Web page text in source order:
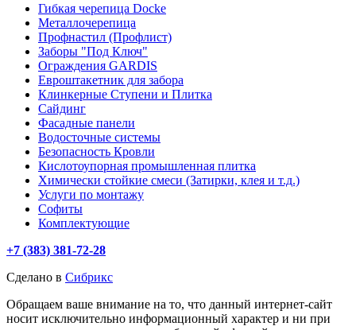
Гибкая черепица Docke
Металлочерепица
Профнастил (Профлист)
Заборы "Под Ключ"
Ограждения GARDIS
Евроштакетник для забора
Клинкерные Ступени и Плитка
Сайдинг
Фасадные панели
Водосточные системы
Безопасность Кровли
Кислотоупорная промышленная плитка
Химически стойкие смеси (Затирки, клея и т.д.)
Услуги по монтажу
Софиты
Комплектующие
+7 (383) 381-72-28
Сделано в Сибрикс
Обращаем ваше внимание на то, что данный интернет-сайт
носит исключительно информационный характер и ни при